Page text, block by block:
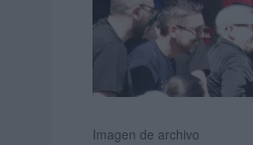
Imagen de archivo